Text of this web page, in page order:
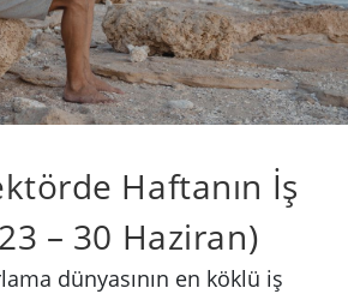
Haftanın İş
– 30 Haziran)
dünyasının en köklü iş